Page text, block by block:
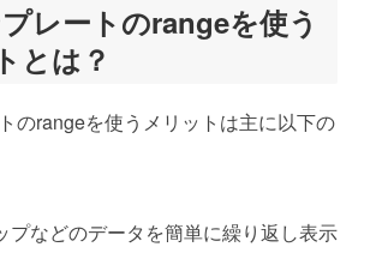
レートのrangeを使う
とは？
のrangeを使うメリットは主に以下の
プなどのデータを簡単に繰り返し表示